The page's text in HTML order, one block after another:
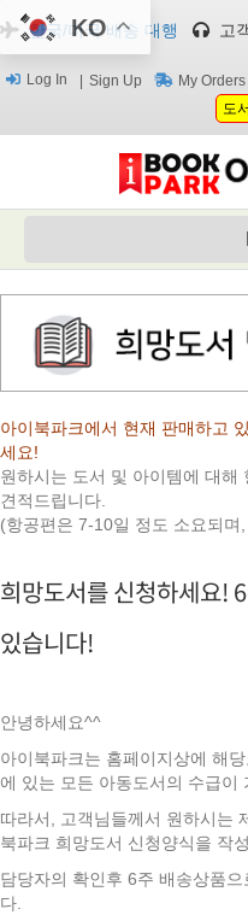
한국/미국 배송 대행 고
Log In Sign Up My Orders
도
아이북파크에서 현재 판매하고
세요!
원하시는 도서 및 아이템에 대해
견적드립니다.
(항공편은 7-10일 정도 소요되
희망도서를 신청하세요!
있습니다!
안녕하세요^^
아이북파크는 홈페이지상에 해
에 있는 모든 아동도서의 수급이
따라서, 고객님들께서 원하시는
북파크 희망도서 신청양식을 작
담당자의 확인후 6주 배송상품
다.
KO